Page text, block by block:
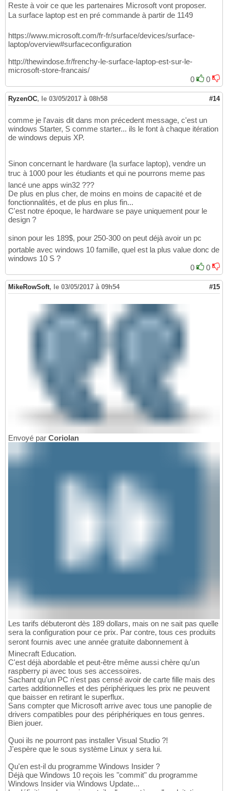
Reste à voir ce que les partenaires Microsoft vont proposer.
La surface laptop est en pré commande à partir de 1149
https://www.microsoft.com/fr-fr/surface/devices/surface-
laptop/overview#surfaceconfiguration
http://thewindose.fr/frenchy-le-surface-laptop-est-sur-le-
microsoft-store-francais/
0
0
RyzenOC, le 03/05/2017 à 08h58 #14
comme je l'avais dit dans mon précedent message, c'est un
windows Starter, S comme starter... ils le font à chaque itération
de windows depuis XP.
Sinon concernant le hardware (la surface laptop), vendre un
truc à 1000 pour les étudiants et qui ne pourrons meme pas
lancé une apps win32 ???
De plus en plus cher, de moins en moins de capacité et de
fonctionnalités, et de plus en plus fin...
C'est notre époque, le hardware se paye uniquement pour le
design ?
sinon pour les 189$, pour 250-300 on peut déjà avoir un pc
portable avec windows 10 famille, quel est la plus value donc de
windows 10 S ?
0
0
MikeRowSoft, le 03/05/2017 à 09h54 #15
Envoyé par Coriolan
Les tarifs débuteront dès 189 dollars, mais on ne sait pas quelle
sera la configuration pour ce prix. Par contre, tous ces produits
seront fournis avec une année gratuite dabonnement à
Minecraft Education.
C'est déjà abordable et peut-être même aussi chère qu'un
raspberry pi avec tous ses accessoires.
Sachant qu'un PC n'est pas censé avoir de carte fille mais des
cartes additionnelles et des périphériques les prix ne peuvent
que baisser en retirant le superflux.
Sans compter que Microsoft arrive avec tous une panoplie de
drivers compatibles pour des périphériques en tous genres.
Bien jouer.
Quoi ils ne pourront pas installer Visual Studio ?!
J'espère que le sous système Linux y sera lui.
Qu'en est-il du programme Windows Insider ?
Déjà que Windows 10 reçois les "commit" du programme
Windows Insider via Windows Update...